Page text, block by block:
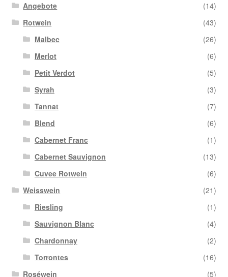
Angebote
(14)
Rotwein
(43)
Malbec
(26)
Merlot
(6)
Petit Verdot
(5)
Syrah
(3)
Tannat
(7)
Blend
(6)
Cabernet Franc
(1)
Cabernet Sauvignon
(13)
Cuvee Rotwein
(6)
Weisswein
(21)
Riesling
(1)
Sauvignon Blanc
(4)
Chardonnay
(2)
Torrontes
(16)
Roséwein
(5)